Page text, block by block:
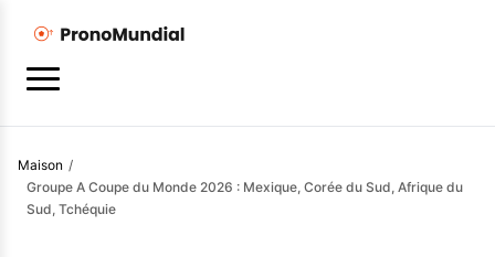
Maison /
Groupe A Coupe du Monde 2026 : Mexique, Corée du Sud, Afrique du
Sud, Tchéquie